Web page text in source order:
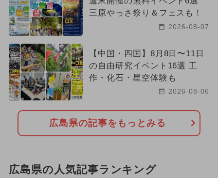
三原やっさ祭り＆フェスも！
2026-08-07
【中国・四国】8月8日〜11日
の自由研究イベント16選 工
作・化石・星空体験も
2026-08-06
広島県の記事をもっとみる
広島県の人気記事ランキング